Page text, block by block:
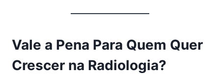
Vale a Pena Para Quem Quer
Crescer na Radiologia?